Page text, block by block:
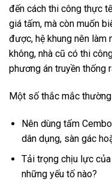
đến cách thi công thực
giá tấm, mà còn muốn
được, hệ khung nên làm
không, nhà cũ có thi
phương án truyền thống
Một số thắc mắc
Nên dùng tấm
dân dụng, sàn gác
Tải trọng chịu lực
những yếu tố nào?